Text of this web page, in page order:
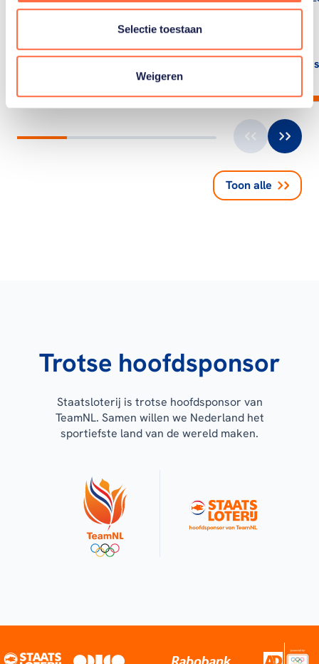
Selectie toestaan
Weigeren
medaille…
Toon alle
Trotse hoofdsponsor
Staatsloterij is trotse hoofdsponsor van
TeamNL. Samen willen we Nederland het
sportiefste land van de wereld maken.